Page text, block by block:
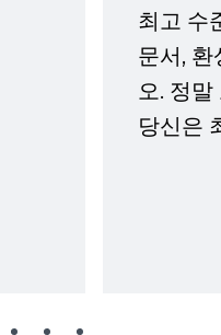
최고 수
문서,
오. 정
당신은